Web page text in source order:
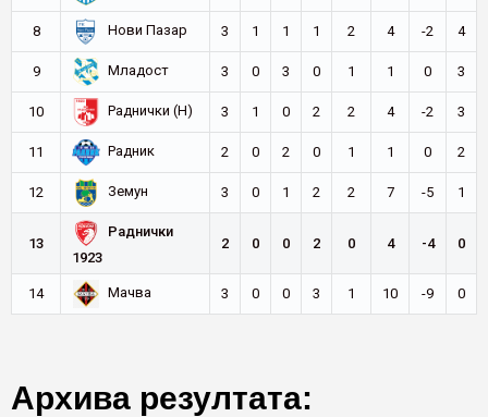
8 Нови Пазар 3 1 1 1 2 4 -2 4
9 Младост 3 0 3 0 1 1 0 3
10 Раднички (Н) 3 1 0 2 2 4 -2 3
11 Радник 2 0 2 0 1 1 0 2
12 Земун 3 0 1 2 2 7 -5 1
13
Раднички
1923
2 0 0 2 0 4 -4 0
14 Мачва 3 0 0 3 1 10 -9 0
Архива резултата: